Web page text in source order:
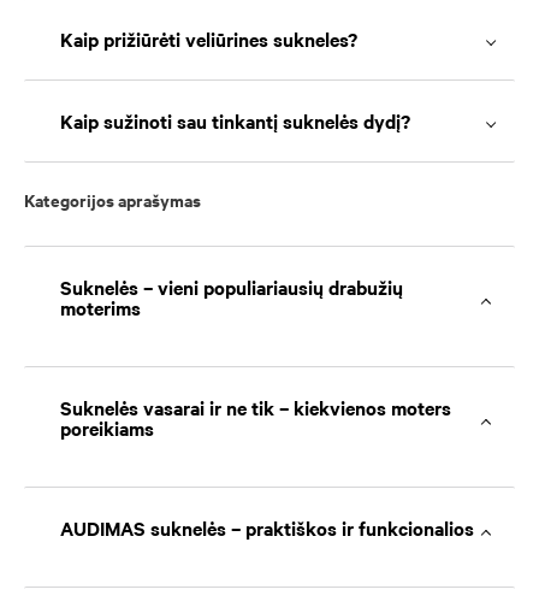
Kaip prižiūrėti veliūrines sukneles?
Kaip sužinoti sau tinkantį suknelės dydį?
Kategorijos aprašymas
Suknelės – vieni populiariausių drabužių
moterims
Suknelės vasarai ir ne tik – kiekvienos moters
poreikiams
AUDIMAS suknelės – praktiškos ir funkcionalios